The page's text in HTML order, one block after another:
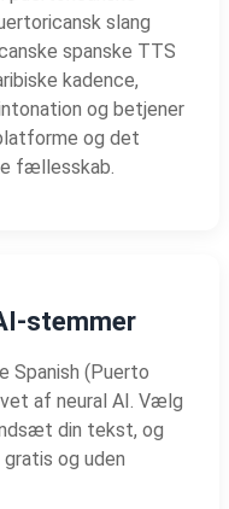
slang
spanske TTS
kadence,
og betjener
og det
fællesskab.
stemmer
Spanish (Puerto
af neural AI. Vælg
din tekst, og
og uden